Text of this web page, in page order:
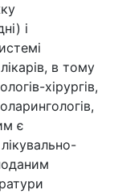
і
в тому
хірургів,
є